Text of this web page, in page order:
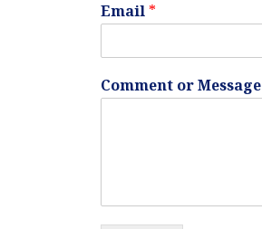
Email *
Comment or Message